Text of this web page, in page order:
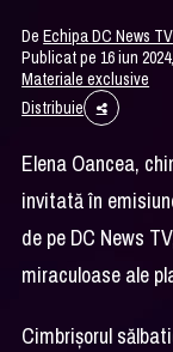
DeEchipa DC News TV
Publicat pe 16 iun
Materiale exclusive
Distribuie
Elena Oancea,
invitată în
de pe DC News
miraculoase ale
Cimbrișorul